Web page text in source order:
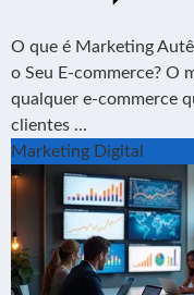
O que é Marketing
o Seu E-commerce? O
qualquer e-commerce
clientes ...
Marketing Digital